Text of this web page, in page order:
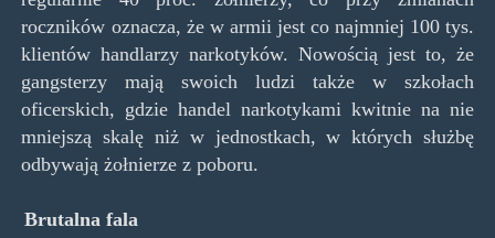
roczników oznacza, że w armii jest co najmniej 100 tys.
klientów handlarzy narkotyków. Nowością jest to, że
gangsterzy mają swoich ludzi także w szkołach
oficerskich, gdzie handel narkotykami kwitnie na nie
mniejszą skalę niż w jednostkach, w których służbę
odbywają żołnierze z poboru.
Brutalna fala